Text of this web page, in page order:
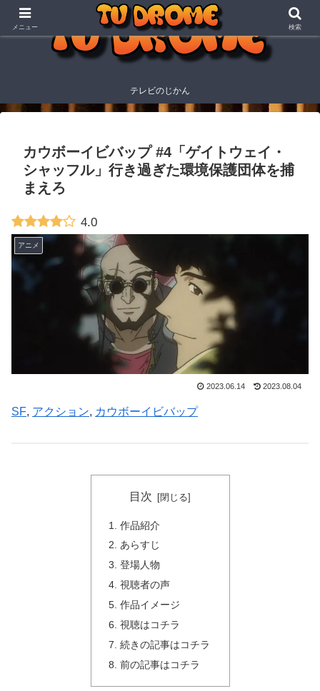
テレビのじかん
カウボーイビバップ #4「ゲイトウェイ・
シャッフル」行き過ぎた環境保護団体を捕
まえろ
4.0
アニメ
2023.06.14 2023.08.04
SF, アクション, カウボーイビバップ
目次
作品紹介
あらすじ
登場人物
視聴者の声
作品イメージ
視聴はコチラ
続きの記事はコチラ
前の記事はコチラ
メニュー 検索